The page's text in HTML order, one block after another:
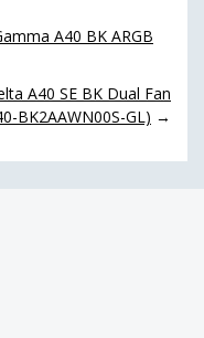
A40 BK ARGB
A40 SE BK Dual Fan
BK2AAWN00S-GL) →